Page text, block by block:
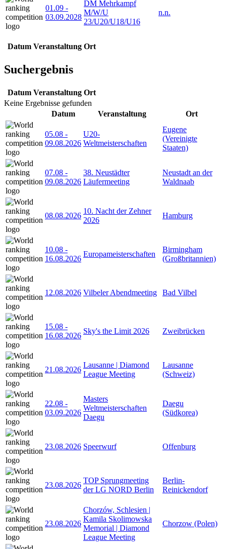
01.09 -
03.09.2028
DM Mehrkampf
M/W/U
23/U20/U18/U16
n.n.
Datum Veranstaltung Ort
Suchergebnis
Datum Veranstaltung Ort
Keine Ergebnisse gefunden
Datum
Veranstaltung Ort
05.08 -
09.08.2026
U20-
Weltmeisterschaften
Eugene
(Vereinigte
Staaten)
07.08 -
09.08.2026
38. Neustädter
Läufermeeting
Neustadt an der
Waldnaab
08.08.2026
10. Nacht der Zehner
2026
Hamburg
10.08 -
16.08.2026
Europameisterschaften
Birmingham
(Großbritannien)
12.08.2026 Vilbeler Abendmeeting Bad Vilbel
15.08 -
16.08.2026
Sky's the Limit 2026 Zweibrücken
21.08.2026
Lausanne | Diamond
League Meeting
Lausanne
(Schweiz)
22.08 -
03.09.2026
Masters
Weltmeisterschaften
Daegu
Daegu
(Südkorea)
23.08.2026 Speerwurf Offenburg
23.08.2026
TOP Sprungmeeting
der LG NORD Berlin
Berlin-
Reinickendorf
23.08.2026
Chorzów, Schlesien |
Kamila Skolimowska
Memorial | Diamond
League Meeting
Chorzow (Polen)